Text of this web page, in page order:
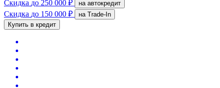
Скидка до 250 000 ₽ на автокредит
Скидка до 150 000 ₽
на Trade-In
Купить в кредит